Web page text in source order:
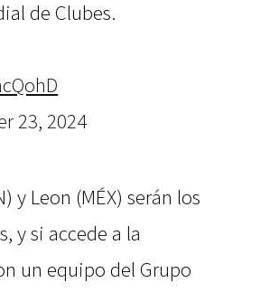
de Clubes.
23, 2024
y Leon (MÉX) serán los
y si accede a la
un equipo del Grupo